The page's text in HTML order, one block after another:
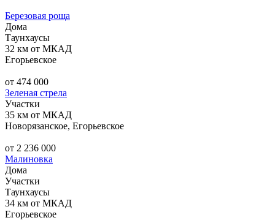
Березовая роща
Дома
Таунхаусы
32 км от МКАД
Егорьевское
от 474 000
Зеленая стрела
Участки
35 км от МКАД
Новорязанское, Егорьевское
от 2 236 000
Малиновка
Дома
Участки
Таунхаусы
34 км от МКАД
Егорьевское